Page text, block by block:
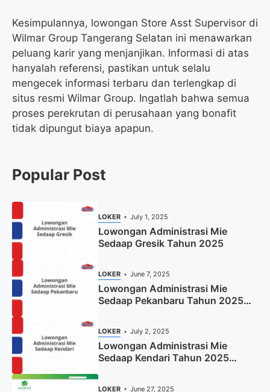
Kesimpulannya, lowongan Store Asst Supervisor di
Wilmar Group Tangerang Selatan ini menawarkan
peluang karir yang menjanjikan. Informasi di atas
hanyalah referensi, pastikan untuk selalu
mengecek informasi terbaru dan terlengkap di
situs resmi Wilmar Group. Ingatlah bahwa semua
proses perekrutan di perusahaan yang bonafit
tidak dipungut biaya apapun.
Popular Post
LOKER July 1, 2025
Lowongan Administrasi Mie
Sedaap Gresik Tahun 2025
LOKER June 7, 2025
Lowongan Administrasi Mie
Sedaap Pekanbaru Tahun 2025
LOKER July 2, 2025
Lowongan Administrasi Mie
Sedaap Kendari Tahun 2025
LOKER June 27, 2025